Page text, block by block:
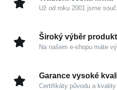
Stříbro 925/1000:
Zrcadlový lesk a
Už od roku 2001 jsme
Široký výběr
Na našem e-shopu máte
Garance vysoké
Certifikáty původu a